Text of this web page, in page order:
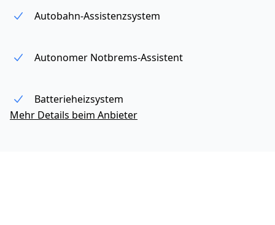
Autobahn-Assistenzsystem
Autonomer Notbrems-Assistent
Batterieheizsystem
Mehr Details beim Anbieter